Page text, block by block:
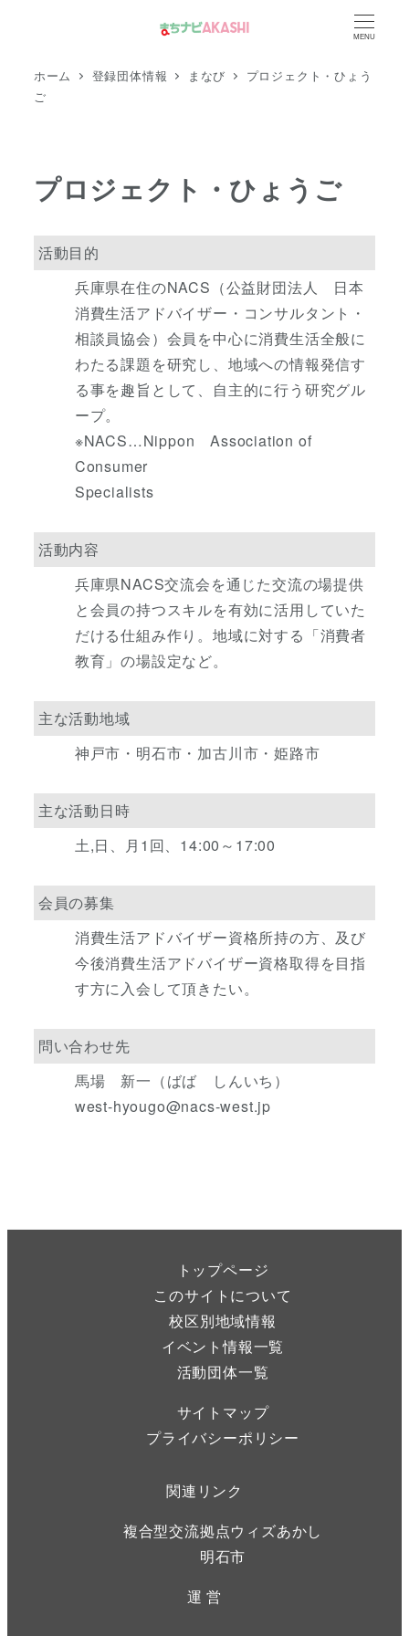
MENU
ホーム 登録団体情報 まなび
プロジェクト・ひょう
ご
プロジェクト・ひょうご
活動目的
兵庫県在住のNACS（公益財団法人 日本
消費生活アドバイザー・コンサルタント・
相談員協会）会員を中心に消費生活全般に
わたる課題を研究し、地域への情報発信す
る事を趣旨として、自主的に行う研究グル
ープ。
※NACS…Nippon Association of
Consumer
Specialists
活動内容
兵庫県NACS交流会を通じた交流の場提供
と会員の持つスキルを有効に活用していた
だける仕組み作り。地域に対する「消費者
教育」の場設定など。
主な活動地域
神戸市・明石市・加古川市・姫路市
主な活動日時
土,日、月1回、14:00～17:00
会員の募集
消費生活アドバイザー資格所持の方、及び
今後消費生活アドバイザー資格取得を目指
す方に入会して頂きたい。
問い合わせ先
馬場 新一（ばば しんいち）
west-hyougo@nacs-west.jp
トップページ
このサイトについて
校区別地域情報
イベント情報一覧
活動団体一覧
サイトマップ
プライバシーポリシー
関連リンク
複合型交流拠点ウィズあかし
明石市
運 営